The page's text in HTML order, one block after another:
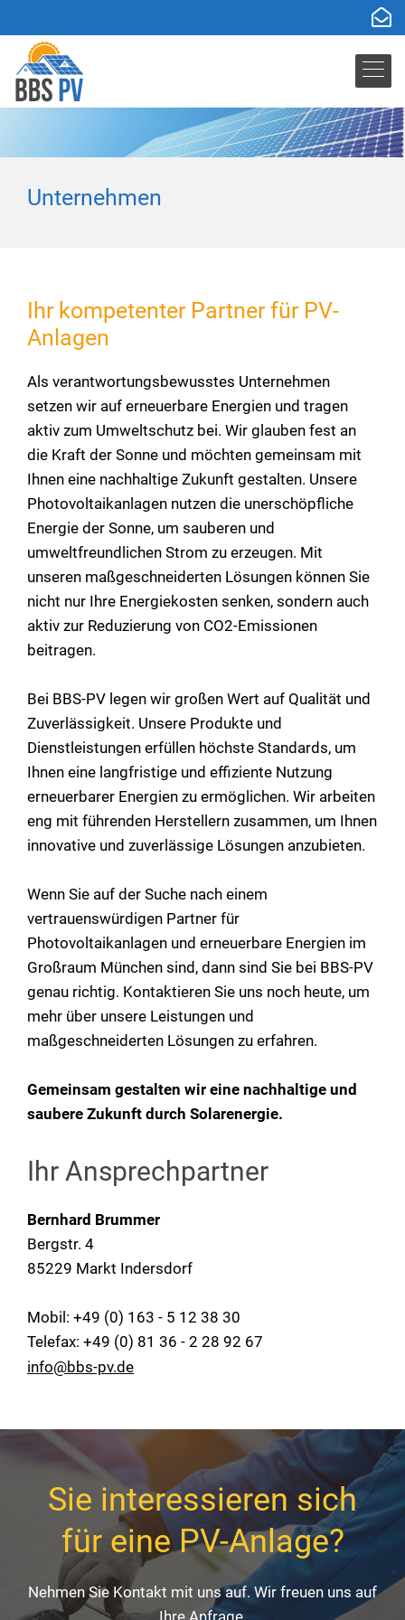
Unternehmen
Ihr kompetenter Partner für PV-
Anlagen
Als verantwortungsbewusstes Unternehmen
setzen wir auf erneuerbare Energien und tragen
aktiv zum Umweltschutz bei. Wir glauben fest an
die Kraft der Sonne und möchten gemeinsam mit
Ihnen eine nachhaltige Zukunft gestalten. Unsere
Photovoltaikanlagen nutzen die unerschöpfliche
Energie der Sonne, um sauberen und
umweltfreundlichen Strom zu erzeugen. Mit
unseren maßgeschneiderten Lösungen können Sie
nicht nur Ihre Energiekosten senken, sondern auch
aktiv zur Reduzierung von CO2-Emissionen
beitragen.
Bei BBS-PV legen wir großen Wert auf Qualität und
Zuverlässigkeit. Unsere Produkte und
Dienstleistungen erfüllen höchste Standards, um
Ihnen eine langfristige und effiziente Nutzung
erneuerbarer Energien zu ermöglichen. Wir arbeiten
eng mit führenden Herstellern zusammen, um Ihnen
innovative und zuverlässige Lösungen anzubieten.
Wenn Sie auf der Suche nach einem
vertrauenswürdigen Partner für
Photovoltaikanlagen und erneuerbare Energien im
Großraum München sind, dann sind Sie bei BBS-PV
genau richtig. Kontaktieren Sie uns noch heute, um
mehr über unsere Leistungen und
maßgeschneiderten Lösungen zu erfahren.
Gemeinsam gestalten wir eine nachhaltige und
saubere Zukunft durch Solarenergie.
Ihr Ansprechpartner
Bernhard Brummer
Bergstr. 4
85229 Markt Indersdorf
Mobil: +49 (0) 163 - 5 12 38 30
Telefax: +49 (0) 81 36 - 2 28 92 67
info@bbs-pv.de
Sie interessieren sich
für eine PV-Anlage?
Nehmen Sie Kontakt mit uns auf. Wir freuen uns auf
Ihre Anfrage.